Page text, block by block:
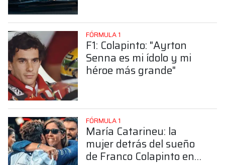
FÓRMULA 1
F1: Colapinto: "Ayrton
Senna es mi ídolo y mi
héroe más grande"
FÓRMULA 1
María Catarineu: la
mujer detrás del sueño
de Franco Colapinto en